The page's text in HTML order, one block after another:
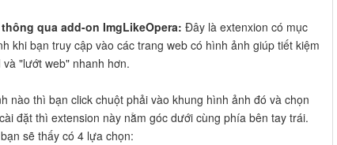
qua add-on ImgLikeOpera: Đây là extenxion có mục
khi bạn truy cập vào các trang web có hình ảnh giúp tiết kiệm
"lướt web" nhanh hơn.
nào thì bạn click chuột phải vào khung hình ảnh đó và chọn
đặt thì extension này nằm góc dưới cùng phía bên tay trái.
sẽ thấy có 4 lựa chọn: